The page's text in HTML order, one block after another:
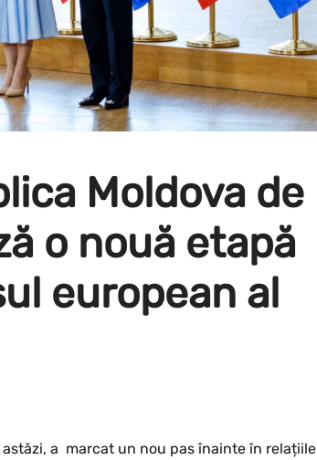
Moldova de
o nouă etapă
european al
a marcat un nou pas înainte în relațiile